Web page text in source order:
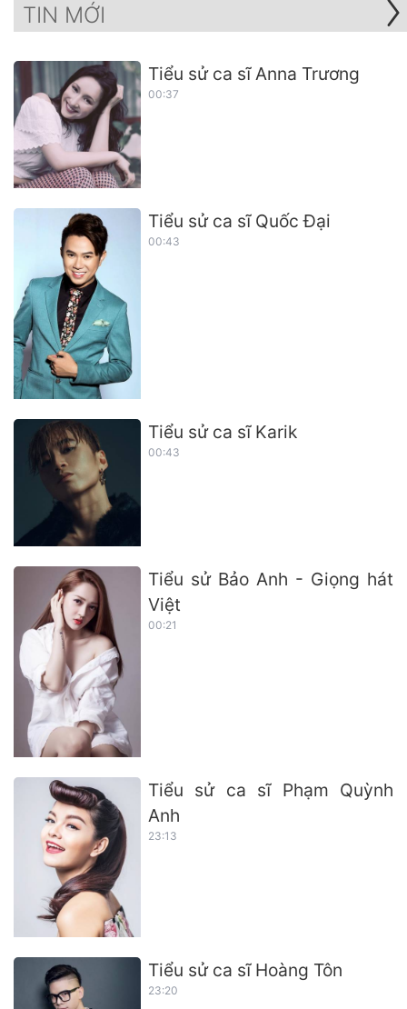
TIN MỚI
Tiểu sử ca sĩ Anna Trương
00:37
Tiểu sử ca sĩ Quốc Đại
00:43
Tiểu sử ca sĩ Karik
00:43
Tiểu sử Bảo Anh - Giọng hát
Việt
00:21
Tiểu sử ca sĩ Phạm Quỳnh
Anh
23:13
Tiểu sử ca sĩ Hoàng Tôn
23:20